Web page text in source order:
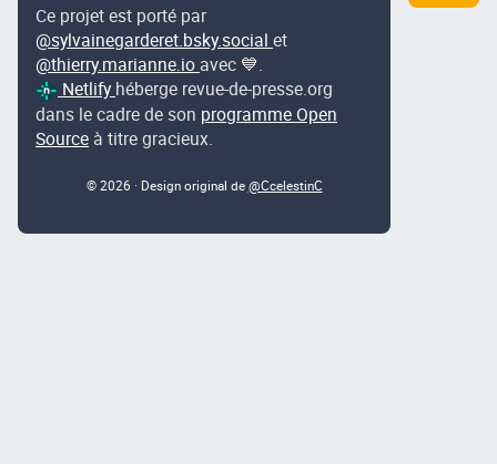
Ce projet est porté par
@sylvainegarderet.bsky.social et
@thierry.marianne.io avec 💙.
Netlify héberge revue-de-presse.org
dans le cadre de son programme Open
Source à titre gracieux.
© 2026 · Design original de @CcelestinC